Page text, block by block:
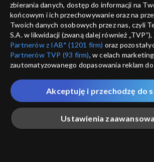
Tygodnik kulturalny
01.04.2016
Tygodnik
25.03.2016
Tygodnik kulturalny
18.03.2016
Tygodnik
26.02.2016
zbierania danych, dostęp do informacji na
końcowym i ich przechowywanie oraz na
Twoich danych osobowych przez nas, czyli
S.A. w likwidacji (zwaną dalej również „TVP”),
Partnerów z IAB* (1201 firm) oraz
Partnerów TVP (93 firm), w celach
zautomatyzowanego dopasowania reklam
które wskazujemy poniżej, a także zgody na
przez nas identyfikatora PPID do Google.
Twoje dane osobowe zbierane podczas
Ciebie naszych
poszczególnych serwisów
„Portalem”, w tym informacje zapisywane za
Ustawienia
Akceptuję i przechodzę do